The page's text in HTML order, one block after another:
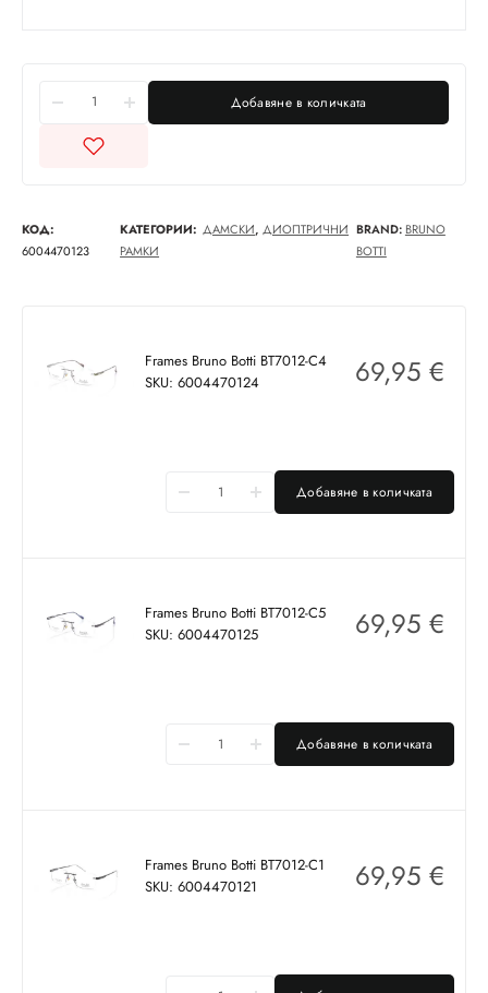
Добавяне в количката
КОД:
6004470123
КАТЕГОРИИ: ДАМСКИ,ДИОПТРИЧНИ
РАМКИ
BRAND: BRUNO
BOTTI
Frames Bruno Botti BT7012-C4
SKU: 6004470124
69,95 €
Добавяне в количката
Frames Bruno Botti BT7012-C5
SKU: 6004470125
69,95 €
Добавяне в количката
Frames Bruno Botti BT7012-C1
SKU: 6004470121
69,95 €